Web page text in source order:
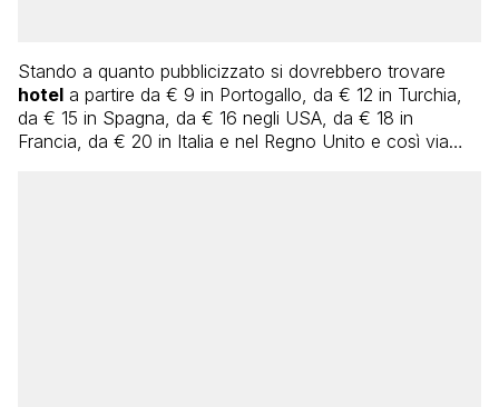
Stando a quanto pubblicizzato si dovrebbero trovare
hotel a partire da € 9 in Portogallo, da € 12 in Turchia,
da € 15 in Spagna, da € 16 negli USA, da € 18 in
Francia, da € 20 in Italia e nel Regno Unito e così via…